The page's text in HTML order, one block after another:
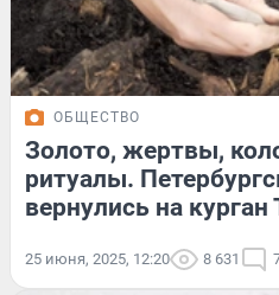
ОБЩЕСТВО
Золото, жертвы,
ритуалы.
вернулись на курган
25 июня, 2025, 12:20 8 631